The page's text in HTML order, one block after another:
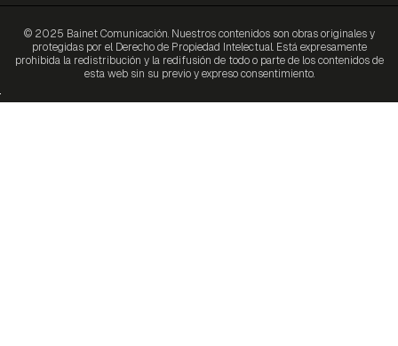
© 2025 Bainet Comunicación. Nuestros contenidos son obras originales y
protegidas por el Derecho de Propiedad Intelectual. Está expresamente
prohibida la redistribución y la redifusión de todo o parte de los contenidos de
esta web sin su previo y expreso consentimiento.